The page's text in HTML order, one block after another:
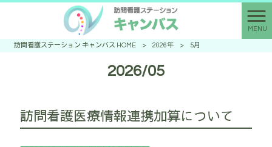
MENU
訪問看護ステーション キャンバス HOME > 2026年 > 5月
2026/05
訪問看護医療情報連携加算について